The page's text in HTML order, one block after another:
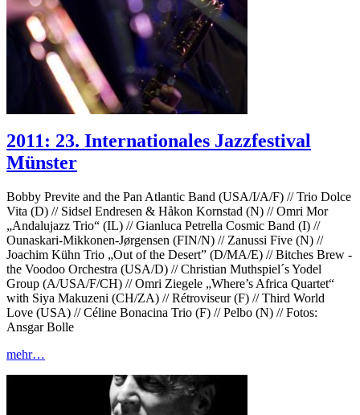
2011: 23. Internationales Jazzfestival
Münster
Bobby Previte and the Pan Atlantic Band (USA/I/A/F) // Trio Dolce
Vita (D) // Sidsel Endresen & Håkon Kornstad (N) // Omri Mor
„Andalujazz Trio“ (IL) // Gianluca Petrella Cosmic Band (I) //
Ounaskari-Mikkonen-Jørgensen (FIN/N) // Zanussi Five (N) //
Joachim Kühn Trio „Out of the Desert” (D/MA/E) // Bitches Brew -
the Voodoo Orchestra (USA/D) // Christian Muthspiel´s Yodel
Group (A/USA/F/CH) // Omri Ziegele „Where’s Africa Quartet“
with Siya Makuzeni (CH/ZA) // Rétroviseur (F) // Third World
Love (USA) // Céline Bonacina Trio (F) // Pelbo (N) // Fotos:
Ansgar Bolle
mehr…